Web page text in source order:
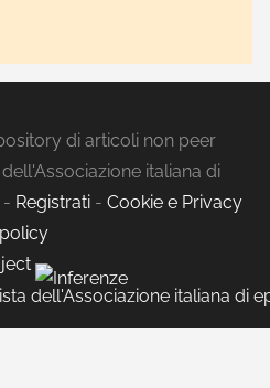
di articoli non peer
italiana di
- Registrati - Cookie e Privacy
policy